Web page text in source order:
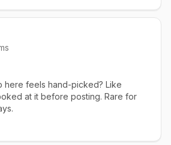
here feels hand-picked? Like
at it before posting. Rare for